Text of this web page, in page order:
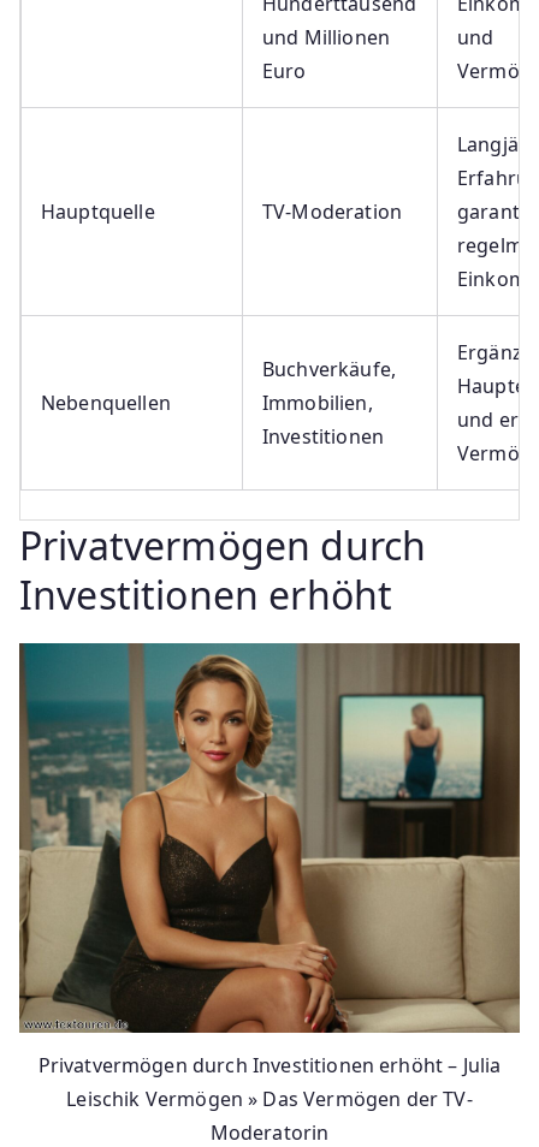
und Millionen
Euro
und
Hauptquelle TV-Moderation
Nebenquellen
Buchverkäufe,
Immobilien,
Investitionen
und
Privatvermögen durch
Investitionen erhöht
Privatvermögen durch Investitionen erhöht – Julia
Leischik Vermögen » Das Vermögen der TV-
Moderatorin